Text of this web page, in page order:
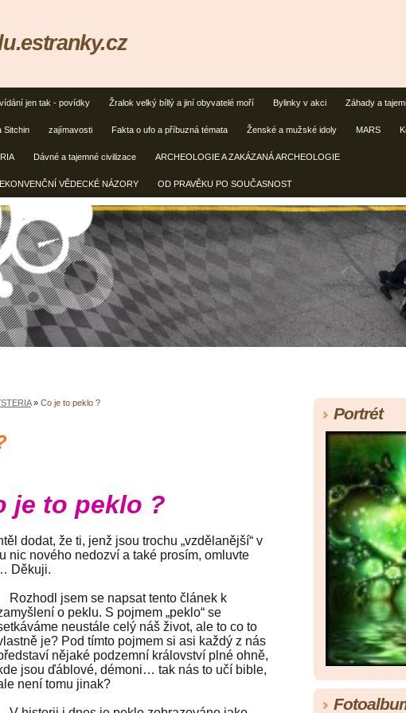
jen tak - povídky Žralok velký bíllý a jiní obyvatelé moří Bylinky v akci Záhady a
Sitchin zajímavosti Fakta o ufo a příbuzná témata Ženské a mužské idoly MARS
Dávné a tajemné civilizace ARCHEOLOGIE A ZAKÁZANÁ ARCHEOLOGIE
VĚDECKÉ NÁZORY OD PRAVĚKU PO SOUČASNOST
» Co je to peklo ?
je to peklo ?
dodat, že ti, jenž jsou trochu „vzdělanější“ v
nic nového nedozví a také prosím, omluvte
Děkuji.
Rozhodl jsem se napsat tento článek k
o peklu. S pojmem „peklo“ se
neustále celý náš život, ale to co to
je? Pod tímto pojmem si asi každý z nás
nějaké podzemní království plné ohně,
jsou ďáblové, démoni… tak nás to učí bible,
není tomu jinak?
Portrét